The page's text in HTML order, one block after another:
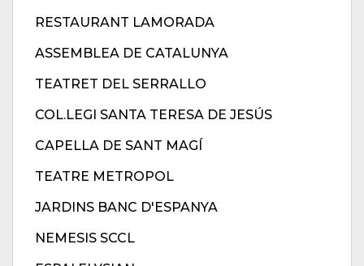
RESTAURANT LAMORADA
ASSEMBLEA DE CATALUNYA
TEATRET DEL SERRALLO
COL.LEGI SANTA TERESA DE JESÚS
CAPELLA DE SANT MAGÍ
TEATRE METROPOL
JARDINS BANC D'ESPANYA
NEMESIS SCCL